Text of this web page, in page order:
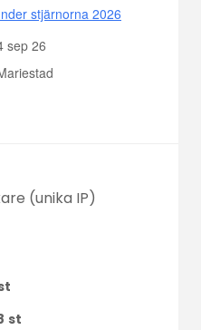
stjärnorna 2026
sep 26
(unika IP)
st